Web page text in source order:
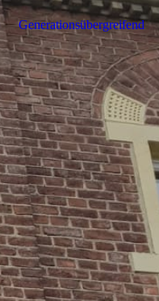
Generationsübergreifend